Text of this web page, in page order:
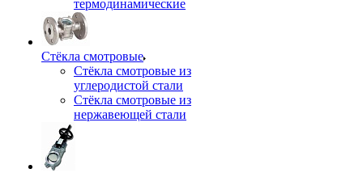
термодинамические
Стёкла смотровые
Стёкла смотровые из
углеродистой стали
Стёкла смотровые из
нержавеющей стали